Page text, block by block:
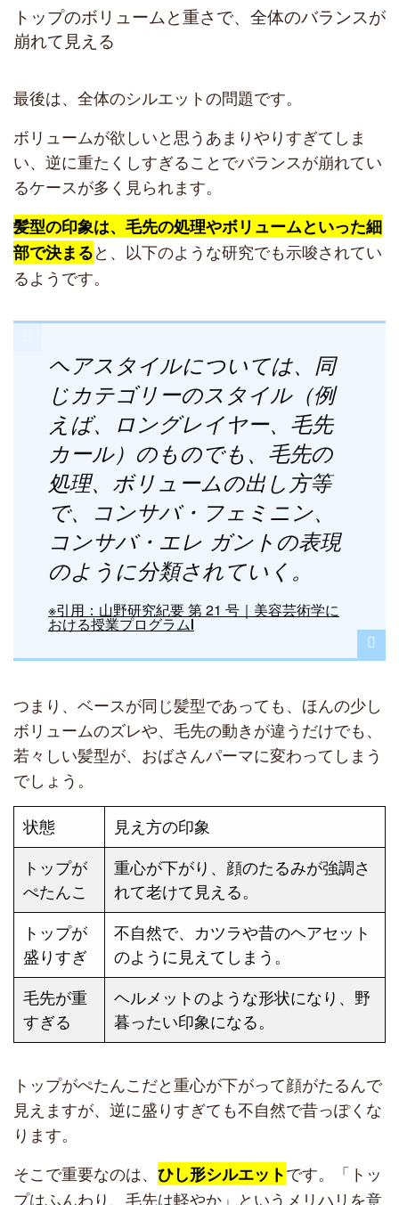
トップのボリュームと重さで、全体のバランスが
崩れて見える
最後は、全体のシルエットの問題です。
ボリュームが欲しいと思うあまりやりすぎてしま
い、逆に重たくしすぎることでバランスが崩れてい
るケースが多く見られます。
髪型の印象は、毛先の処理やボリュームといった細
部で決まると、以下のような研究でも示唆されてい
るようです。
ヘアスタイルについては、同
じカテゴリーのスタイル（例
えば、ロングレイヤー、毛先
カール）のものでも、毛先の
処理、ボリュームの出し方等
で、コンサバ・フェミニン、
コンサバ・エレ ガントの表現
のように分類されていく。
※引用：山野研究紀要 第 21 号｜美容芸術学に
おける授業プログラムⅠ
つまり、ベースが同じ髪型であっても、ほんの少し
ボリュームのズレや、毛先の動きが違うだけでも、
若々しい髪型が、おばさんパーマに変わってしまう
でしょう。
状態
見え方の印象
トップが
ぺたんこ
重心が下がり、顔のたるみが強調さ
れて老けて見える。
トップが
盛りすぎ
不自然で、カツラや昔のヘアセット
のように見えてしまう。
毛先が重
すぎる
ヘルメットのような形状になり、野
暮ったい印象になる。
トップがぺたんこだと重心が下がって顔がたるんで
見えますが、逆に盛りすぎても不自然で昔っぽくな
ります。
そこで重要なのは、 ひし形シルエットです。「トッ
プはふんわり、毛先は軽やか」というメリハリを意